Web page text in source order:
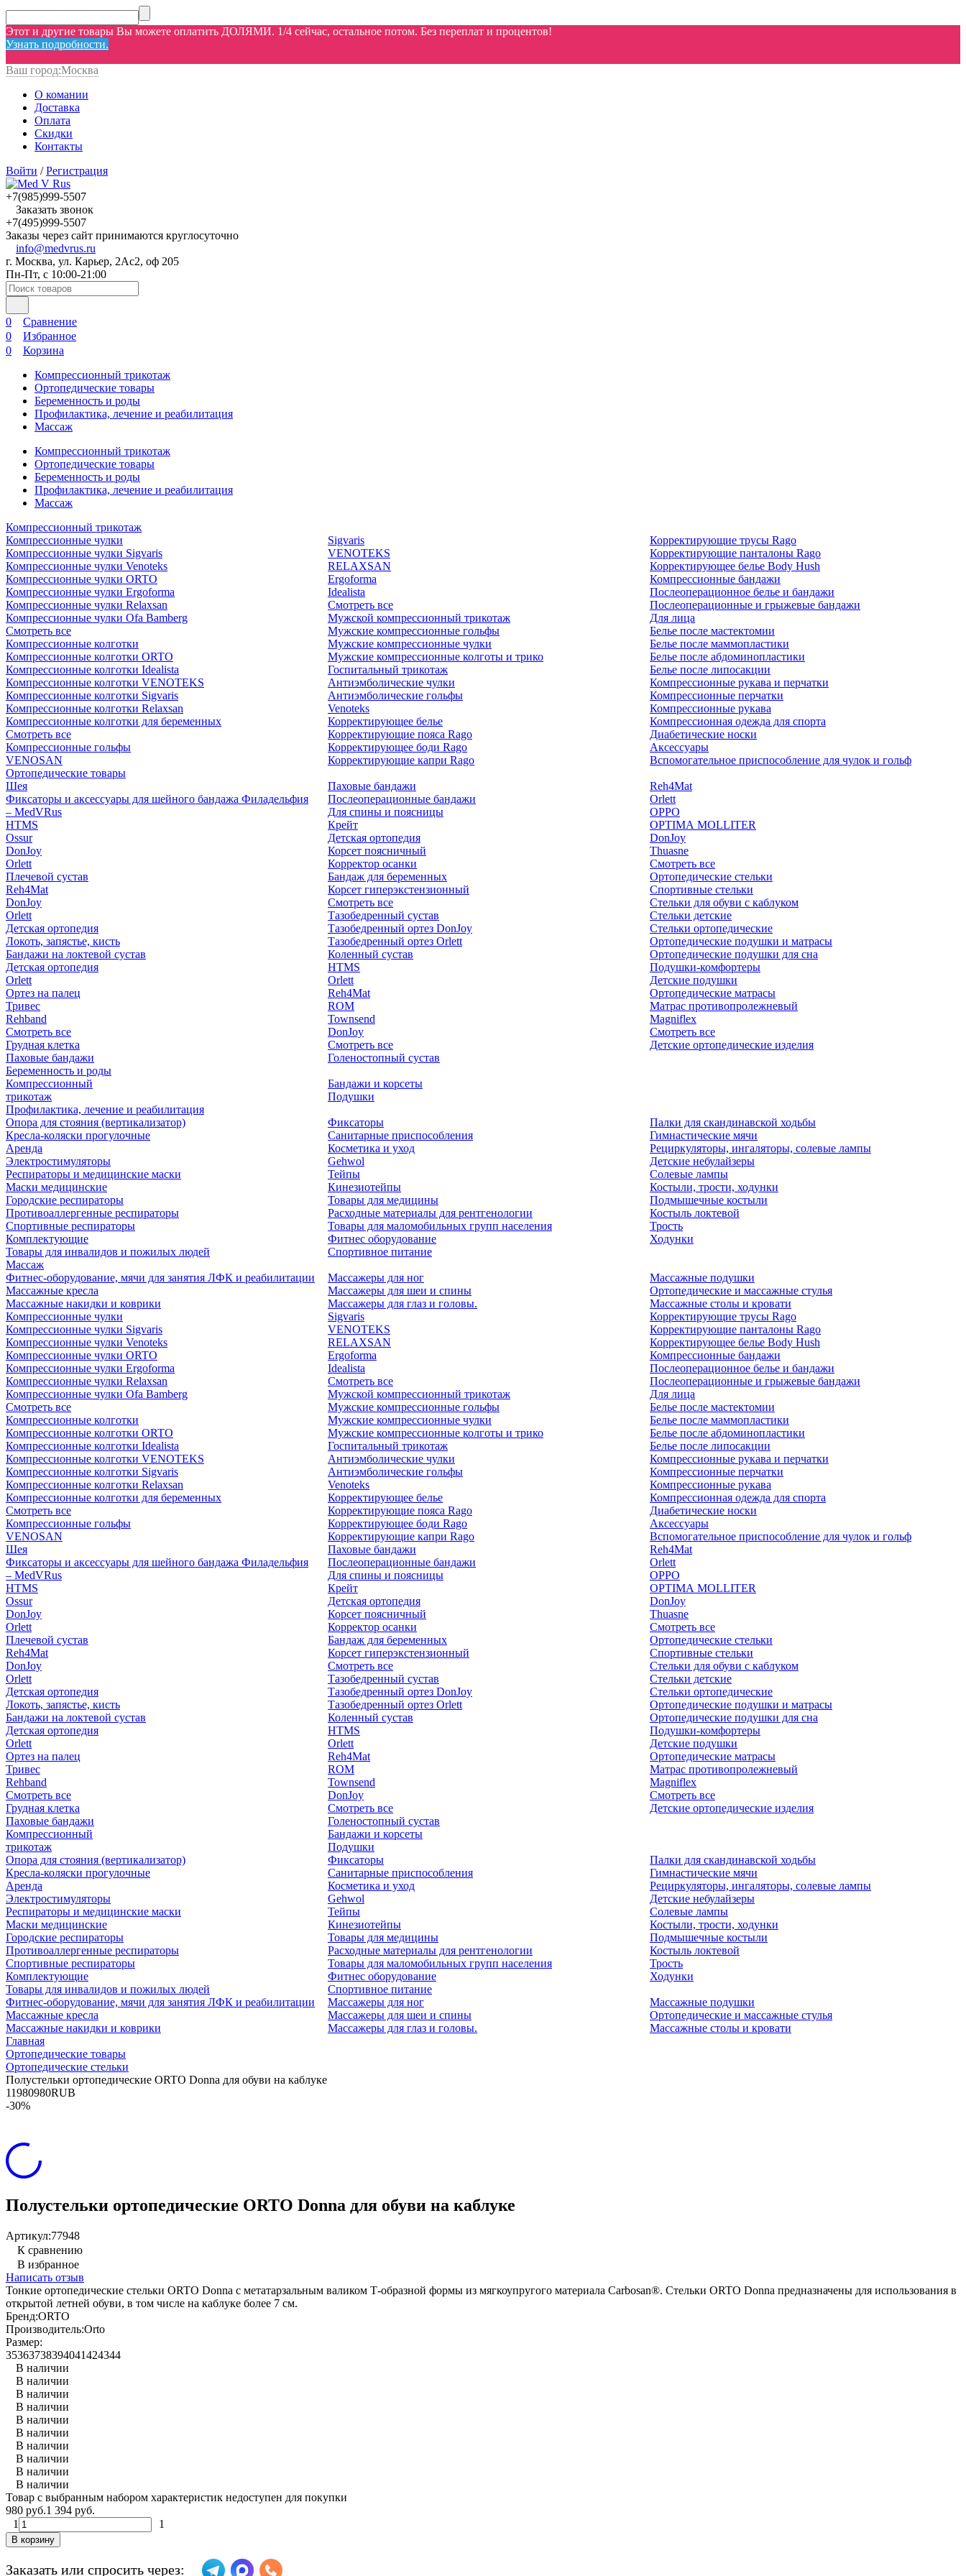
Этот и другие товары Вы можете оплатить ДОЛЯМИ. 1/4 сейчас, остальное потом. Без переплат и процентов!
Узнать подробности.
Ваш город:Москва
О комании
Доставка
Оплата
Скидки
Контакты
Войти /Регистрация
+7(985)999-5507
Заказать звонок
+7(495)999-5507
Заказы через сайт принимаются круглосуточно
info@medvrus.ru
г. Москва, ул. Карьер, 2Ас2, оф 205
Пн-Пт, с 10:00-21:00
0
Сравнение
0
Избранное
0
Корзина
Компрессионный трикотаж
Ортопедические товары
Беременность и роды
Профилактика, лечение и реабилитация
Массаж
Компрессионный трикотаж
Ортопедические товары
Беременность и роды
Профилактика, лечение и реабилитация
Массаж
Компрессионный трикотаж
Компрессионные чулки
Компрессионные чулки Sigvaris
Компрессионные чулки Venoteks
Компрессионные чулки ORTO
Компрессионные чулки Ergoforma
Компрессионные чулки Relaxsan
Компрессионные чулки Ofa Bamberg
Смотреть все
Компрессионные колготки
Компрессионные колготки ORTO
Компрессионные колготки Idealista
Компрессионные колготки VENOTEKS
Компрессионные колготки Sigvaris
Компрессионные колготки Relaxsan
Компрессионные колготки для беременных
Смотреть все
Компрессионные гольфы
VENOSAN
Sigvaris
VENOTEKS
RELAXSAN
Ergoforma
Idealista
Смотреть все
Мужской компрессионный трикотаж
Мужские компрессионные гольфы
Мужские компрессионные чулки
Мужские компрессионные колготы и трико
Госпитальный трикотаж
Антиэмболические чулки
Антиэмболические гольфы
Venoteks
Корректирующее белье
Корректирующие пояса Rago
Корректирующее боди Rago
Корректирующие капри Rago
Корректирующие трусы Rago
Корректирующие панталоны Rago
Корректирующее белье Body Hush
Компрессионные бандажи
Послеоперационное белье и бандажи
Послеоперационные и грыжевые бандажи
Для лица
Белье после мастектомии
Белье после маммопластики
Белье после абдоминопластики
Белье после липосакции
Компрессионные рукава и перчатки
Компрессионные перчатки
Компрессионные рукава
Компрессионная одежда для спорта
Диабетические носки
Аксессуары
Вспомогательное приспособление для чулок и гольф
Ортопедические товары
Шея
Фиксаторы и аксессуары для шейного бандажа Филадельфия
– MedVRus
HTMS
Ossur
DonJoy
Orlett
Плечевой сустав
Reh4Mat
DonJoy
Orlett
Детская ортопедия
Локоть, запястье, кисть
Бандажи на локтевой сустав
Детская ортопедия
Orlett
Ортез на палец
Тривес
Rehband
Смотреть все
Грудная клетка
Паховые бандажи
Паховые бандажи
Послеоперационные бандажи
Для спины и поясницы
Крейт
Детская ортопедия
Корсет поясничный
Корректор осанки
Бандаж для беременных
Корсет гиперэкстензионный
Смотреть все
Тазобедренный сустав
Тазобедренный ортез DonJoy
Тазобедренный ортез Orlett
Коленный сустав
HTMS
Orlett
Reh4Mat
ROM
Townsend
DonJoy
Смотреть все
Голеностопный сустав
Reh4Mat
Orlett
OPPO
OPTIMA MOLLITER
DonJoy
Thuasne
Смотреть все
Ортопедические стельки
Спортивные стельки
Стельки для обуви с каблуком
Стельки детские
Стельки ортопедические
Ортопедические подушки и матрасы
Ортопедические подушки для сна
Подушки-комфортеры
Детские подушки
Ортопедические матрасы
Матрас противопролежневый
Magniflex
Смотреть все
Детские ортопедические изделия
Беременность и роды
Компрессионный
трикотаж
Бандажи и корсеты
Подушки
Профилактика, лечение и реабилитация
Опора для стояния (вертикализатор)
Кресла-коляски прогулочные
Аренда
Электростимуляторы
Респираторы и медицинские маски
Маски медицинские
Городские респираторы
Противоаллергенные респираторы
Спортивные респираторы
Комплектующие
Товары для инвалидов и пожилых людей
Фиксаторы
Санитарные приспособления
Косметика и уход
Gehwol
Тейпы
Кинезиотейпы
Товары для медицины
Расходные материалы для рентгенологии
Товары для маломобильных групп населения
Фитнес оборудование
Спортивное питание
Палки для скандинавской ходьбы
Гимнастические мячи
Рециркуляторы, ингаляторы, солевые лампы
Детские небулайзеры
Солевые лампы
Костыли, трости, ходунки
Подмышечные костыли
Костыль локтевой
Трость
Ходунки
Массаж
Фитнес-оборудование, мячи для занятия ЛФК и реабилитации
Массажные кресла
Массажные накидки и коврики
Массажеры для ног
Массажеры для шеи и спины
Массажеры для глаз и головы.
Массажные подушки
Ортопедические и массажные стулья
Массажные столы и кровати
Компрессионные чулки
Компрессионные чулки Sigvaris
Компрессионные чулки Venoteks
Компрессионные чулки ORTO
Компрессионные чулки Ergoforma
Компрессионные чулки Relaxsan
Компрессионные чулки Ofa Bamberg
Смотреть все
Компрессионные колготки
Компрессионные колготки ORTO
Компрессионные колготки Idealista
Компрессионные колготки VENOTEKS
Компрессионные колготки Sigvaris
Компрессионные колготки Relaxsan
Компрессионные колготки для беременных
Смотреть все
Компрессионные гольфы
VENOSAN
Sigvaris
VENOTEKS
RELAXSAN
Ergoforma
Idealista
Смотреть все
Мужской компрессионный трикотаж
Мужские компрессионные гольфы
Мужские компрессионные чулки
Мужские компрессионные колготы и трико
Госпитальный трикотаж
Антиэмболические чулки
Антиэмболические гольфы
Venoteks
Корректирующее белье
Корректирующие пояса Rago
Корректирующее боди Rago
Корректирующие капри Rago
Корректирующие трусы Rago
Корректирующие панталоны Rago
Корректирующее белье Body Hush
Компрессионные бандажи
Послеоперационное белье и бандажи
Послеоперационные и грыжевые бандажи
Для лица
Белье после мастектомии
Белье после маммопластики
Белье после абдоминопластики
Белье после липосакции
Компрессионные рукава и перчатки
Компрессионные перчатки
Компрессионные рукава
Компрессионная одежда для спорта
Диабетические носки
Аксессуары
Вспомогательное приспособление для чулок и гольф
Шея
Фиксаторы и аксессуары для шейного бандажа Филадельфия
– MedVRus
HTMS
Ossur
DonJoy
Orlett
Плечевой сустав
Reh4Mat
DonJoy
Orlett
Детская ортопедия
Локоть, запястье, кисть
Бандажи на локтевой сустав
Детская ортопедия
Orlett
Ортез на палец
Тривес
Rehband
Смотреть все
Грудная клетка
Паховые бандажи
Паховые бандажи
Послеоперационные бандажи
Для спины и поясницы
Крейт
Детская ортопедия
Корсет поясничный
Корректор осанки
Бандаж для беременных
Корсет гиперэкстензионный
Смотреть все
Тазобедренный сустав
Тазобедренный ортез DonJoy
Тазобедренный ортез Orlett
Коленный сустав
HTMS
Orlett
Reh4Mat
ROM
Townsend
DonJoy
Смотреть все
Голеностопный сустав
Reh4Mat
Orlett
OPPO
OPTIMA MOLLITER
DonJoy
Thuasne
Смотреть все
Ортопедические стельки
Спортивные стельки
Стельки для обуви с каблуком
Стельки детские
Стельки ортопедические
Ортопедические подушки и матрасы
Ортопедические подушки для сна
Подушки-комфортеры
Детские подушки
Ортопедические матрасы
Матрас противопролежневый
Magniflex
Смотреть все
Детские ортопедические изделия
Компрессионный
трикотаж
Бандажи и корсеты
Подушки
Опора для стояния (вертикализатор)
Кресла-коляски прогулочные
Аренда
Электростимуляторы
Респираторы и медицинские маски
Маски медицинские
Городские респираторы
Противоаллергенные респираторы
Спортивные респираторы
Комплектующие
Товары для инвалидов и пожилых людей
Фиксаторы
Санитарные приспособления
Косметика и уход
Gehwol
Тейпы
Кинезиотейпы
Товары для медицины
Расходные материалы для рентгенологии
Товары для маломобильных групп населения
Фитнес оборудование
Спортивное питание
Палки для скандинавской ходьбы
Гимнастические мячи
Рециркуляторы, ингаляторы, солевые лампы
Детские небулайзеры
Солевые лампы
Костыли, трости, ходунки
Подмышечные костыли
Костыль локтевой
Трость
Ходунки
Фитнес-оборудование, мячи для занятия ЛФК и реабилитации
Массажные кресла
Массажные накидки и коврики
Массажеры для ног
Массажеры для шеи и спины
Массажеры для глаз и головы.
Массажные подушки
Ортопедические и массажные стулья
Массажные столы и кровати
Главная
Ортопедические товары
Ортопедические стельки
Полустельки ортопедические ORTO Donna для обуви на каблуке
11980980RUB
-30%
Полустельки ортопедические ORTO Donna для обуви на каблуке
Артикул:77948
К сравнению
В избранное
Написать отзыв
Тонкие ортопедические стельки ORTO Donna с метатарзальным валиком Т-образной формы из мягкоупругого материала Carbosan®. Стельки ORTO Donna предназначены для использования в
открытой летней обуви, в том числе на каблуке более 7 см.
Бренд:ORTO
Производитель:Orto
Размер:
35363738394041424344
В наличии
В наличии
В наличии
В наличии
В наличии
В наличии
В наличии
В наличии
В наличии
В наличии
Товар с выбранным набором характеристик недоступен для покупки
980 руб.1 394 руб.
1
1
В корзину
Заказать или спросить через: